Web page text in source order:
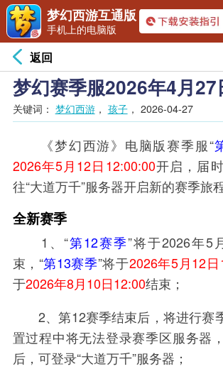
返回
梦幻赛季服2026年4月27
关键词： 梦幻西游， 孩子， 2026-04-27
《梦幻西游》电脑版赛季服“
2026年5月12日 12:00:00开启，届
往“大道万千”服务器开启新的赛季旅
全新赛季
1、“第12赛季”将于2026年5
束，“第13赛季”将于2026年5月12日
于2026年8月10日12:00结束；
2、第12赛季结束后，将进行赛
置过程中将无法登录赛季区服务器
后，可登录“大道万千”服务器；
梦幻西游互通版
手机上的电脑版